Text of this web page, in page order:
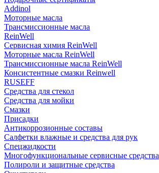
Addinol
Моторные масла
Трансмиссионные масла
ReinWell
Сервисная химия ReinWell
Моторные масла ReinWell
Трансмиссионные масла ReinWell
Консистентные смазки Reinwell
RUSEFF
Средства для стекол
Средства для мойки
Смазки
Присадки
Антикоррозионные составы
Салфетки влажные и средства для рук
Спецжидкости
Многофункциональные сервисные средства
Полироли и защитные средства